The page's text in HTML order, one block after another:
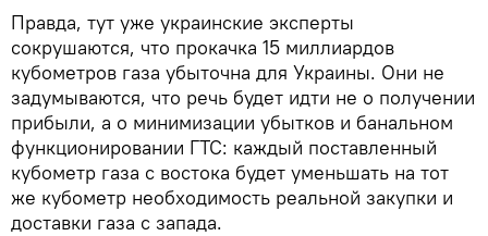
Правда, тут уже украинские эксперты
сокрушаются, что прокачка 15 миллиардов
кубометров газа убыточна для Украины. Они не
задумываются, что речь будет идти не о получении
прибыли, а о минимизации убытков и банальном
функционировании ГТС: каждый поставленный
кубометр газа с востока будет уменьшать на тот
же кубометр необходимость реальной закупки и
доставки газа с запада.